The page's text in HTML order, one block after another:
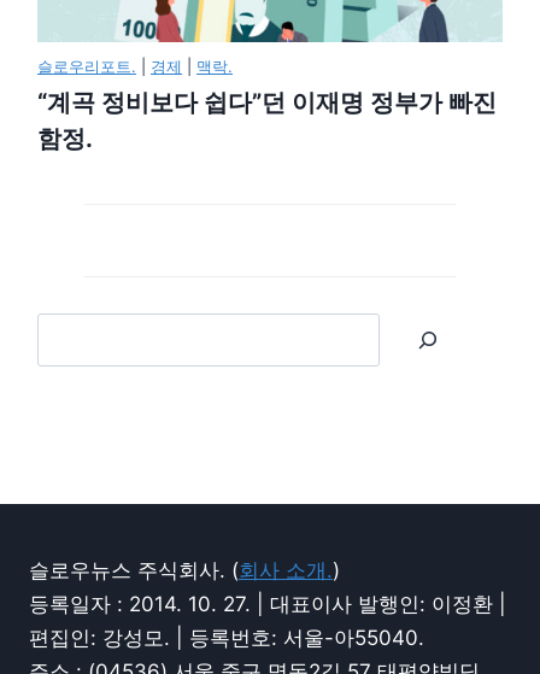
슬로우리포트. 경제 맥락.
“계곡 정비보다 쉽다”던 이재명 정부가 빠진
함정.
슬로우뉴스 주식회사. (회사 소개.)
등록일자 : 2014. 10. 27. | 대표이사 발행인: 이정환 |
편집인: 강성모. | 등록번호: 서울-아55040.